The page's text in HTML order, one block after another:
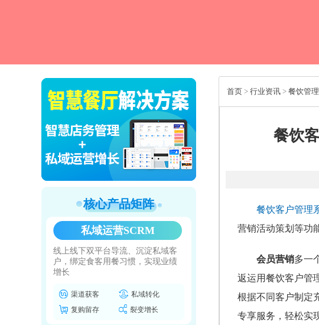
核心产品矩阵
私域运营SCRM
线上线下双平台导流、沉淀私域客
户，绑定食客用餐习惯，实现业绩
增长
渠道获客
私域转化
复购留存
裂变增长
首页 > 行业资讯 > 餐饮管
餐饮
餐饮客户管理
营销活动策划等功
会员营销多一
返运用餐饮客户管
根据不同客户制定
专享服务，轻松实